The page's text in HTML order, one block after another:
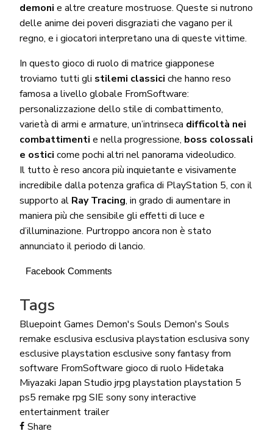
demoni e altre creature mostruose. Queste si nutrono
delle anime dei poveri disgraziati che vagano per il
regno, e i giocatori interpretano una di queste vittime.
In questo gioco di ruolo di matrice giapponese
troviamo tutti gli stilemi classici che hanno reso
famosa a livello globale FromSoftware:
personalizzazione dello stile di combattimento,
varietà di armi e armature, un’intrinseca difficoltà nei
combattimenti e nella progressione, boss colossali
e ostici come pochi altri nel panorama videoludico.
Il tutto è reso ancora più inquietante e visivamente
incredibile dalla potenza grafica di PlayStation 5, con il
supporto al Ray Tracing, in grado di aumentare in
maniera più che sensibile gli effetti di luce e
d’illuminazione. Purtroppo ancora non è stato
annunciato il periodo di lancio.
Facebook Comments
Tags
Bluepoint Games Demon's Souls Demon's Souls
remake esclusiva esclusiva playstation esclusiva sony
esclusive playstation esclusive sonyfantasyfrom
software FromSoftware gioco di ruolo Hidetaka
Miyazaki Japan Studio jrpg playstation playstation 5
ps5 remake rpg SIE sonysony interactive
entertainment trailer
Share